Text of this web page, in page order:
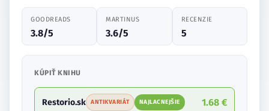
GOODREADS
3.8/5
MARTINUS
3.6/5
RECENZIE
5
KÚPIŤ KNIHU
Restorio.sk ANTIKVARIÁT NAJLACNEJŠIE 1.68 €